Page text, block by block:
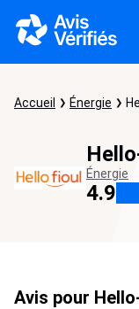
Accueil Énergie
Énergie
4.9
Avis pour